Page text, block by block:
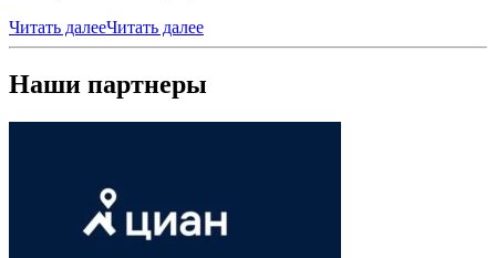
Читать далееЧитать далее
Наши партнеры